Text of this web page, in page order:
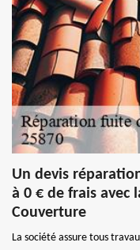
Un devis
à 0 € de frais avec
Couverture
La société assure tous